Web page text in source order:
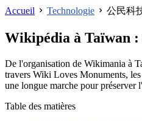
Accueil Technologie 公民科
Wikipédia à Taïwan :
De l'organisation de Wikimania à
travers Wiki Loves Monuments,
une longue marche pour
Table des matières